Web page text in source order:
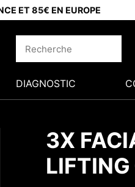
ET 85€ EN EUROPE
DIAGNOSTIC
3X
LIFTING